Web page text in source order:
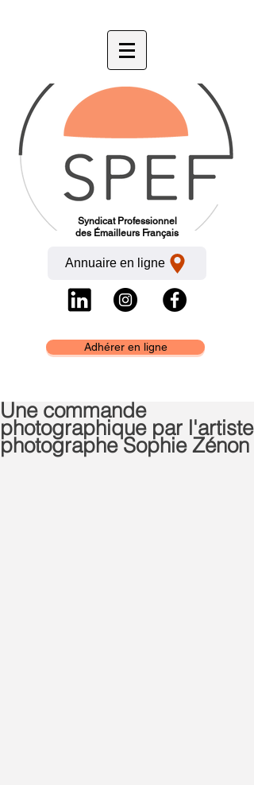
Syndicat Professionnel
des Émailleurs Français
Annuaire en ligne
Adhérer en ligne
Une commande
photographique par l'artiste
photographe Sophie Zénon